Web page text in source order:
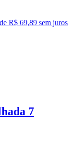
R$ 69,89 sem juros
7